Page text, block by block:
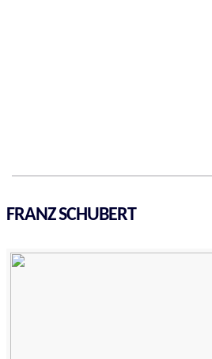
FRANZ SCHUBERT